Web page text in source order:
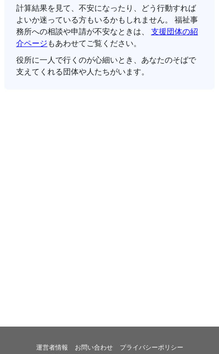
計算結果を見て、不安になったり、どう行動すれば
よいか迷っている方もいるかもしれません。 福祉事
務所への相談や申請が不安なときは、 支援団体の紹
介ページ もあわせてご覧ください。
役所に一人で行くのが心細いとき、あなたのそばで
支えてくれる団体や人たちがいます。
運営者情報 お問い合わせ プライバシーポリシー